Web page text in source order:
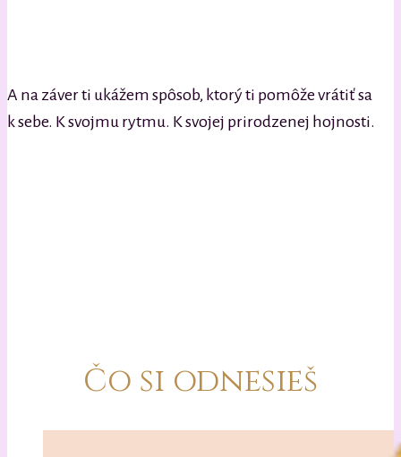
A na záver ti ukážem spôsob, ktorý ti pomôže vrátiť sa
k sebe. K svojmu rytmu. K svojej prirodzenej hojnosti.
Čo si odnesieš